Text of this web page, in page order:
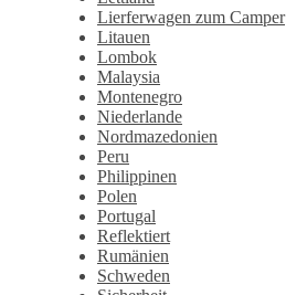
Lierferwagen zum Camper
Litauen
Lombok
Malaysia
Montenegro
Niederlande
Nordmazedonien
Peru
Philippinen
Polen
Portugal
Reflektiert
Rumänien
Schweden